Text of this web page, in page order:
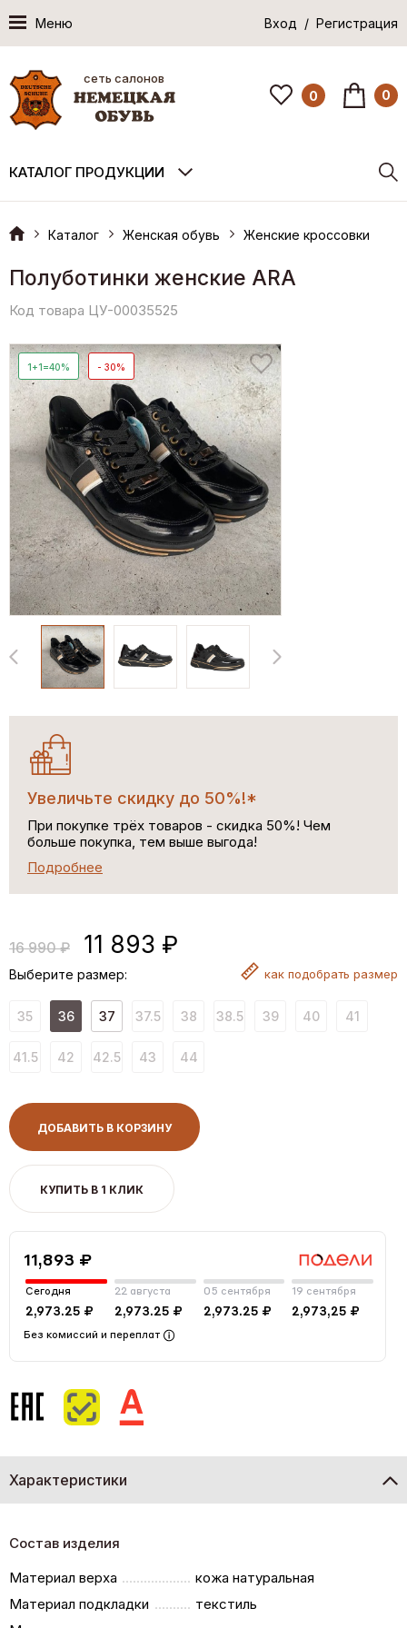
Меню Вход / Регистрация
сеть салонов
0 0
КАТАЛОГ ПРОДУКЦИИ
Каталог Женская обувь Женские кроссовки
Полуботинки женские ARA
Код товара ЦУ-00035525
1+1=40% - 30%
Увеличьте скидку до 50%!*
При покупке трёх товаров - скидка 50%! Чем
больше покупка, тем выше выгода!
Подробнее
16 990 ₽ 11 893 ₽
Выберите размер: как подобрать размер
35 36 37 37.5 38 38.5 39 40 41
41.5 42 42.5 43 44
ДОБАВИТЬ В КОРЗИНУ
КУПИТЬ В 1 КЛИК
11,893 ₽
Сегодня
2,973.25 ₽
22 августа
2,973.25 ₽
05 сентября
2,973.25 ₽
19 сентября
2,973,25 ₽
Без комиссий и переплат
Характеристики
Состав изделия
Материал верха
кожа натуральная
Материал подкладки
текстиль